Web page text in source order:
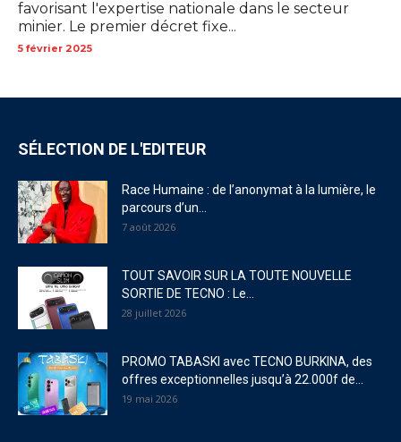
favorisant l'expertise nationale dans le secteur
minier. Le premier décret fixe...
5 février 2025
SÉLECTION DE L'EDITEUR
Race Humaine : de l’anonymat à la lumière, le
parcours d’un...
7 août 2026
TOUT SAVOIR SUR LA TOUTE NOUVELLE
SORTIE DE TECNO : Le...
28 juillet 2026
PROMO TABASKI avec TECNO BURKINA, des
offres exceptionnelles jusqu’à 22.000f de...
19 mai 2026